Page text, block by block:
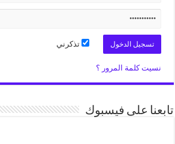
تذكرني
نسيت كلمة المرور ؟
تابعنا على فيسبوك